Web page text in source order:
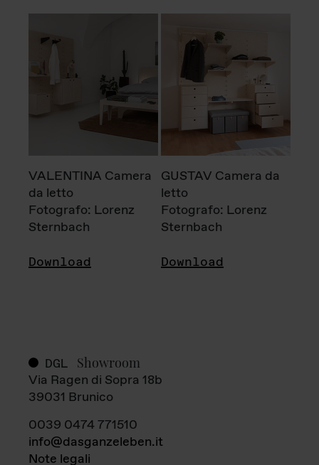
VALENTINA Camera
da letto
Fotografo: Lorenz
Sternbach
Download
GUSTAV Camera da
letto
Fotografo: Lorenz
Sternbach
Download
DGL Showroom
Via Ragen di Sopra 18b
39031 Brunico
0039 0474 771510
info@dasganzeleben.it
Note legali